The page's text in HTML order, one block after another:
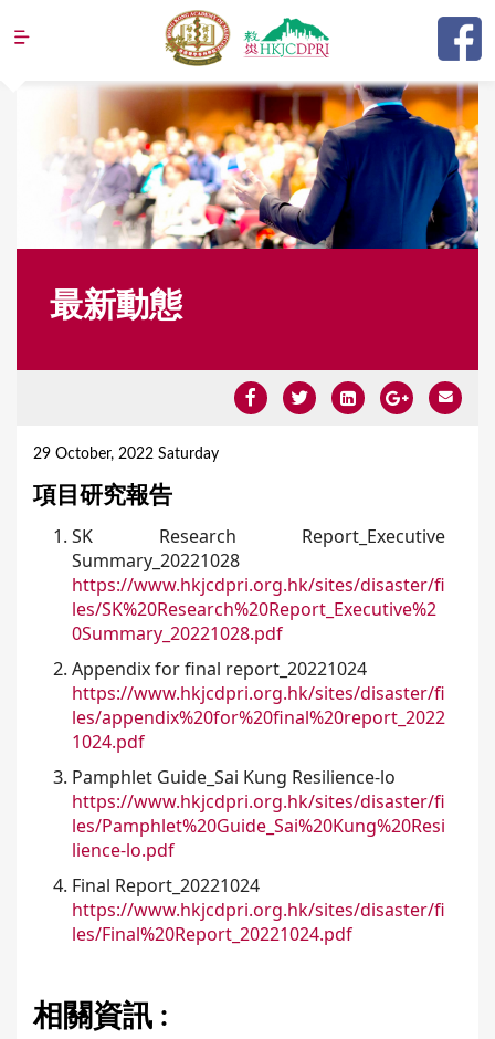
Jump to navigation
最新動態
29 October, 2022 Saturday
項目研究報告
SK Research Report_Executive
Summary_20221028
https://www.hkjcdpri.org.hk/sites/disaster/fi
les/SK%20Research%20Report_Executive%2
0Summary_20221028.pdf
Appendix for final report_20221024
https://www.hkjcdpri.org.hk/sites/disaster/fi
les/appendix%20for%20final%20report_2022
1024.pdf
Pamphlet Guide_Sai Kung Resilience-lo
https://www.hkjcdpri.org.hk/sites/disaster/fi
les/Pamphlet%20Guide_Sai%20Kung%20Resi
lience-lo.pdf
Final Report_20221024
https://www.hkjcdpri.org.hk/sites/disaster/fi
les/Final%20Report_20221024.pdf
相關資訊 :